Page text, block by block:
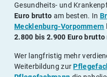
Gesundheits- und
Euro brutto am besten. In
Mecklenburg-Vorpommern
2.800 bis 2.900 Euro brutto
Wer langfristig mehr
Weiterbildung zur